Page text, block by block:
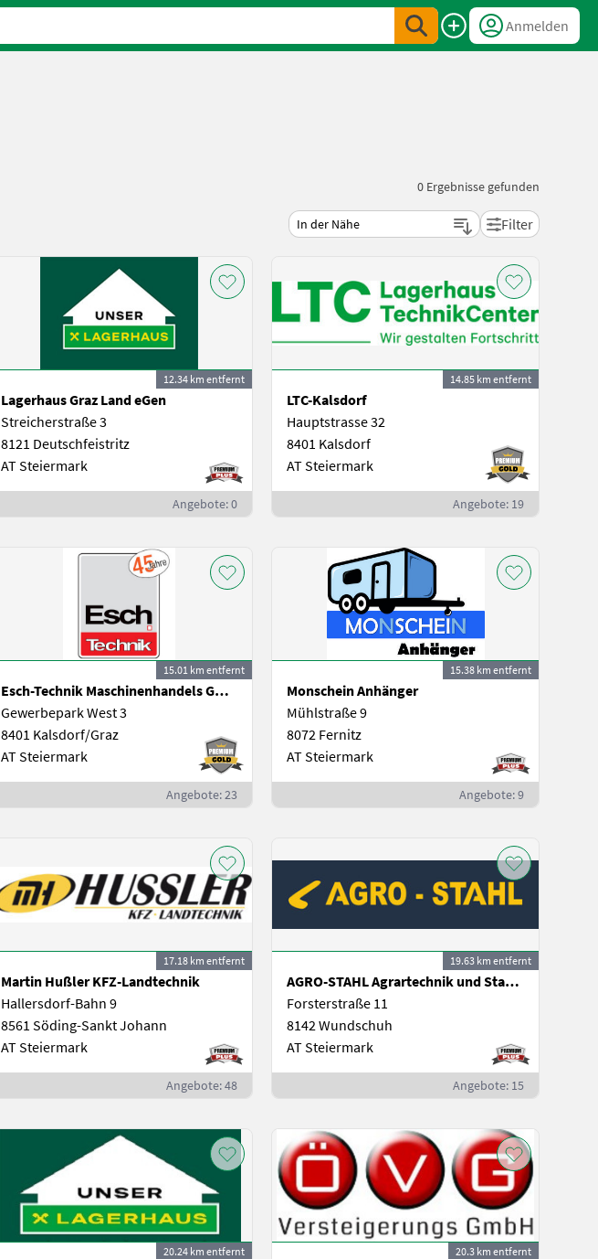
Anmelden
0 Ergebnisse gefunden
Filter
12.34 km entfernt
Lagerhaus Graz Land eGen
Streicherstraße 3
8121 Deutschfeistritz
AT Steiermark
Angebote: 0
14.85 km entfernt
LTC-Kalsdorf
Hauptstrasse 32
8401 Kalsdorf
AT Steiermark
Angebote: 19
15.01 km entfernt
Esch-Technik Maschinenhandels GmbH, Vertriebszentrum Süd
Gewerbepark West 3
8401 Kalsdorf/Graz
AT Steiermark
Angebote: 23
15.38 km entfernt
Monschein Anhänger
Mühlstraße 9
8072 Fernitz
AT Steiermark
Angebote: 9
17.18 km entfernt
Martin Hußler KFZ-Landtechnik
Hallersdorf-Bahn 9
8561 Söding-Sankt Johann
AT Steiermark
Angebote: 48
19.63 km entfernt
AGRO-STAHL Agrartechnik und Stahlbau GmbH
Forsterstraße 11
8142 Wundschuh
AT Steiermark
Angebote: 15
20.24 km entfernt 20.3 km entfernt